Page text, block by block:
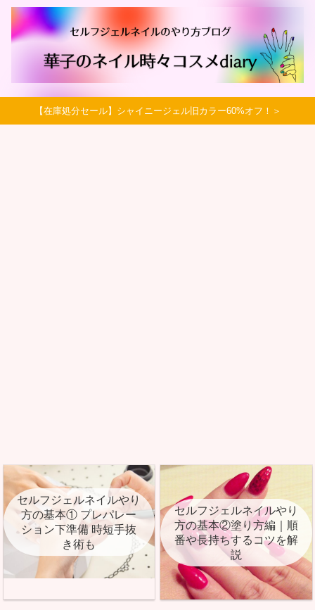
【在庫処分セール】シャイニージェル旧カラー60%オフ！＞
セルフジェルネイルやり
方の基本① プレパレー
ション下準備 時短手抜
き術も
セルフジェルネイルやり
方の基本②塗り方編｜順
番や長持ちするコツを解
説